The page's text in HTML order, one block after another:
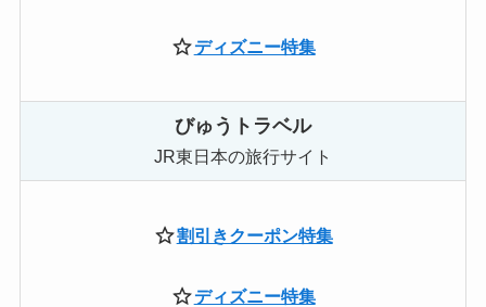
ディズニー特集
びゅうトラベル
JR東日本の旅行サイト
割引きクーポン特集
ディズニー特集